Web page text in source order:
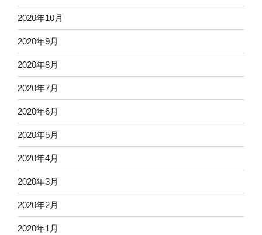
2020年10月
2020年9月
2020年8月
2020年7月
2020年6月
2020年5月
2020年4月
2020年3月
2020年2月
2020年1月